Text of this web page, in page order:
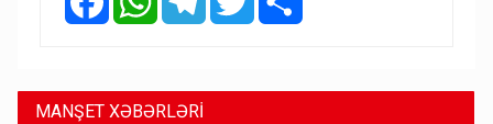
MANŞET XƏBƏRLƏRİ